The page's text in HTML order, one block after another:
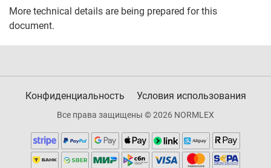
More technical details are being prepared for this
document.
Конфиденциальность Условия использования
Все права защищены © 2026 NORMLEX